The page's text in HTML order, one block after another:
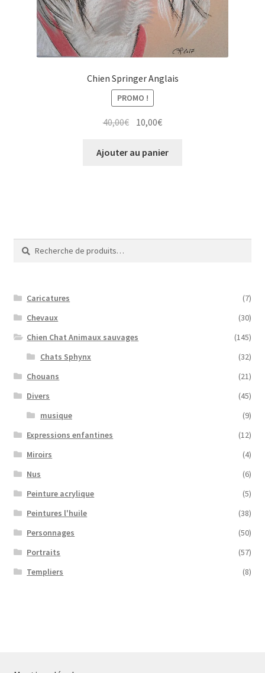
Chien Springer Anglais
PROMO !
40,00€ Le
initial
10,00€Le
actuel
Ajouter au panier
Recherche
pour :
Recherche
Caricatures
(7)
Chevaux
(30)
Chien Chat Animaux sauvages
(145)
Chats Sphynx
(32)
Chouans
(21)
Divers
(45)
musique
(9)
Expressions enfantines
(12)
Miroirs
(4)
Nus
(6)
Peinture acrylique
(5)
Peintures l'huile
(38)
Personnages
(50)
Portraits
(57)
Templiers
(8)